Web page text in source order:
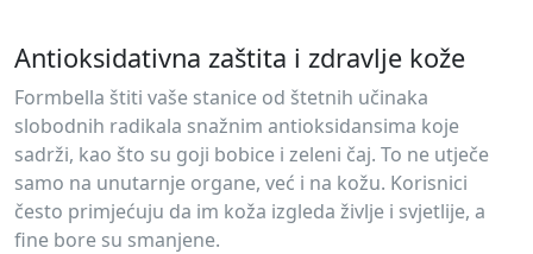
Antioksidativna zaštita i zdravlje kože
Formbella štiti vaše stanice od štetnih učinaka
slobodnih radikala snažnim antioksidansima koje
sadrži, kao što su goji bobice i zeleni čaj. To ne utječe
samo na unutarnje organe, već i na kožu. Korisnici
često primjećuju da im koža izgleda življe i svjetlije, a
fine bore su smanjene.